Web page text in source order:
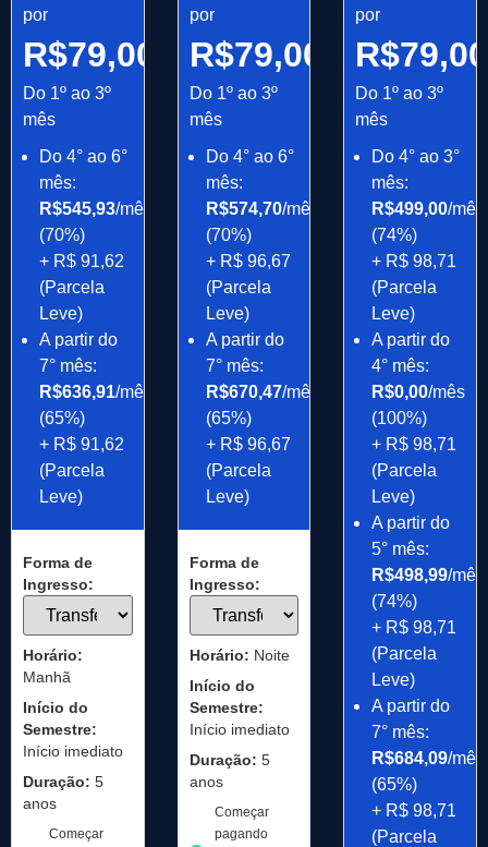
por
R$79,00/mês
Do 1º ao 3º
mês
Do 4° ao 6°
mês:
R$545,93/mês
(70%)
+ R$ 91,62
(Parcela
Leve)
A partir do
7° mês:
R$636,91/mês
(65%)
+ R$ 91,62
(Parcela
Leve)
Forma de
Ingresso:
Horário:
Manhã
Início do
Semestre:
Início imediato
Duração: 5
anos
Começar
por
R$79,00/mês
Do 1º ao 3º
mês
Do 4° ao 6°
mês:
R$574,70/mês
(70%)
+ R$ 96,67
(Parcela
Leve)
A partir do
7° mês:
R$670,47/mês
(65%)
+ R$ 96,67
(Parcela
Leve)
Forma de
Ingresso:
Horário: Noite
Início do
Semestre:
Início imediato
Duração: 5
anos
Começar
pagando
por
Do 1º ao 3º
mês
Do 4° ao 3°
mês:
R$499,00/mês
(74%)
+ R$ 98,71
(Parcela
Leve)
A partir do
4° mês:
R$0,00/mês
(100%)
+ R$ 98,71
(Parcela
Leve)
A partir do
5° mês:
R$498,99/mês
(74%)
+ R$ 98,71
(Parcela
Leve)
A partir do
7° mês:
R$684,09/mês
(65%)
+ R$ 98,71
(Parcela